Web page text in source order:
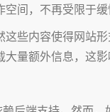
间，不再受限于缓
些内容使得网站
量额外信息，这影